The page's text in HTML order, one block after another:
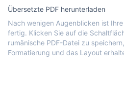
Übersetzte PDF herunterladen
Nach wenigen Augenblicken ist
fertig. Klicken Sie auf die
rumänische PDF-Datei zu
Formatierung und das Layout